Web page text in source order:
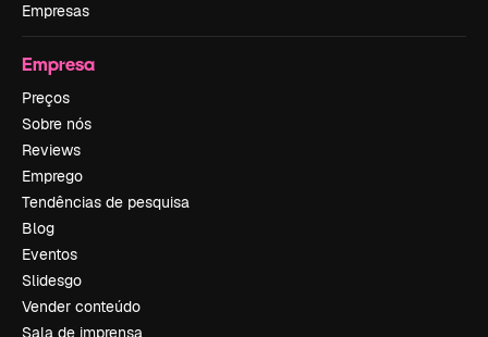
Empresas
Empresa
Preços
Sobre nós
Reviews
Emprego
Tendências de pesquisa
Blog
Eventos
Slidesgo
Vender conteúdo
Sala de imprensa